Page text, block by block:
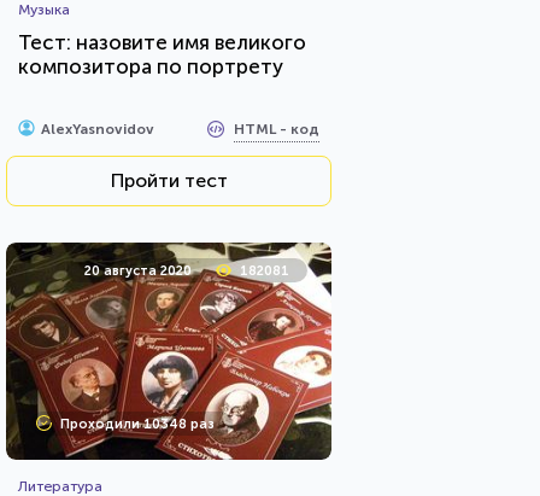
Музыка
Тест: назовите имя великого
композитора по портрету
AlexYasnovidov HTML - код
Пройти тест
20 августа 2020 182081
Проходили 10348 раз
Литература